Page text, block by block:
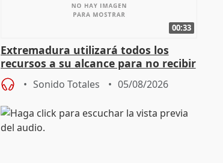
00:33
Extremadura utilizará todos los
recursos a su alcance para no recibir
más menores migrantes
Sonido Totales 05/08/2026